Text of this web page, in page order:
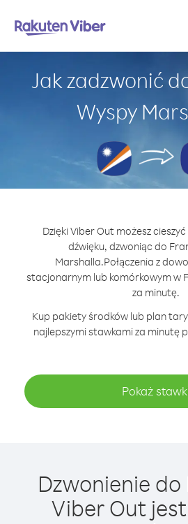
Jak zadzwonić
Wyspy
Dzięki Viber Out możesz
dźwięku, dzwoniąc do
Marshalla.Połączenia z
stacjonarnym lub komórkowym w
za minutę.
Kup pakiety środków lub plan
najlepszymi stawkami za minutę
Pokaż
Dzwonienie do
Viber Out